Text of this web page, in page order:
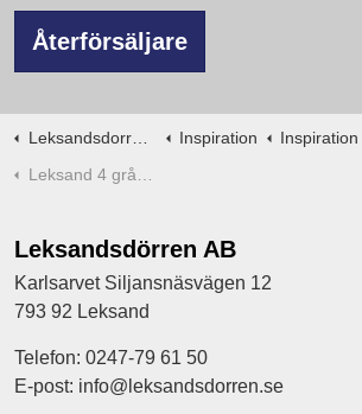
Återförsäljare
Leksandsdorren.se Inspiration
Inspiration
Leksand 4 grå bokhyllor
Leksandsdörren AB
Karlsarvet Siljansnäsvägen 12
793 92 Leksand
Telefon: 0247-79 61 50
E-post: info@leksandsdorren.se